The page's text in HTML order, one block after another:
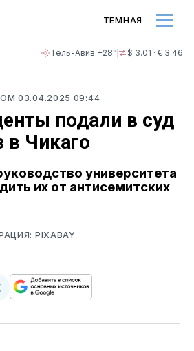
Тель-Авив +28° $ 3.01 · € 3.46
ТЕМНАЯ
03.04.2025 09:44
подали в суд
в Чикаго
университета
их от антисемитских
PIXABAY